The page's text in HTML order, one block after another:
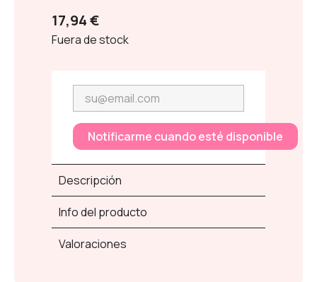
17,94 €
Fuera de stock
Notificarme cuando esté disponible
Descripción
Info del producto
Valoraciones